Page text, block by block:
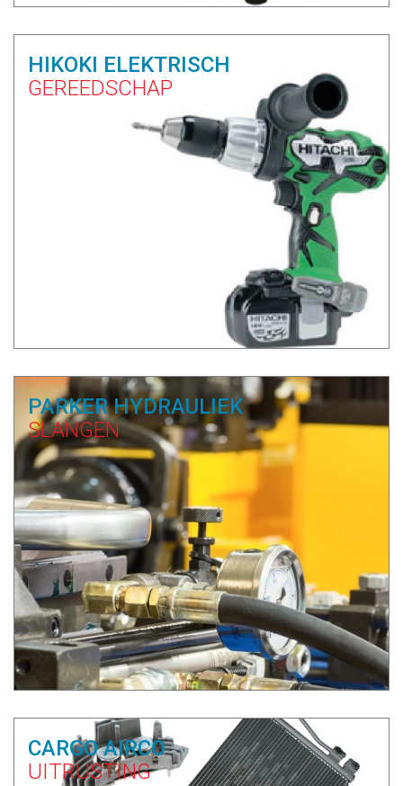
HIKOKI ELEKTRISCH
GEREEDSCHAP
PARKER HYDRAULIEK
SLANGEN
CARGO AIRCO
UITRUSTING